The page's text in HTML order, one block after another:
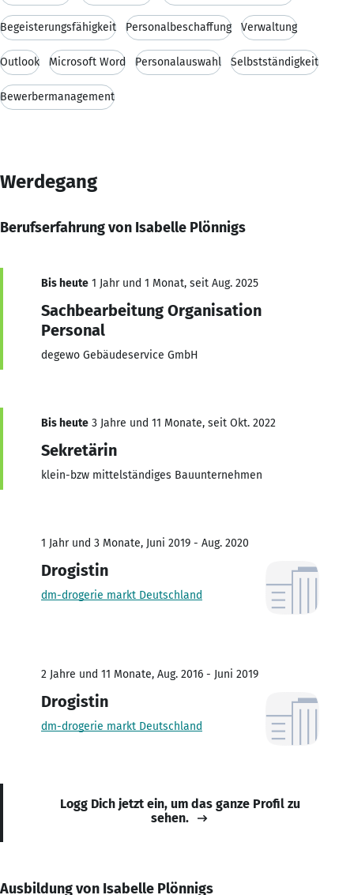
Begeisterungsfähigkeit Personalbeschaffung Verwaltung
Outlook Microsoft Word Personalauswahl Selbstständigkeit
Bewerbermanagement
Werdegang
Berufserfahrung von Isabelle Plönnigs
Bis heute 1 Jahr und 1 Monat, seit Aug. 2025
Sachbearbeitung Organisation
Personal
degewo Gebäudeservice GmbH
Bis heute 3 Jahre und 11 Monate, seit Okt. 2022
Sekretärin
klein-bzw mittelständiges Bauunternehmen
1 Jahr und 3 Monate, Juni 2019 - Aug. 2020
Drogistin
dm-drogerie markt Deutschland
2 Jahre und 11 Monate, Aug. 2016 - Juni 2019
Drogistin
dm-drogerie markt Deutschland
Logg Dich jetzt ein, um das ganze Profil zu
sehen.
Ausbildung von Isabelle Plönnigs